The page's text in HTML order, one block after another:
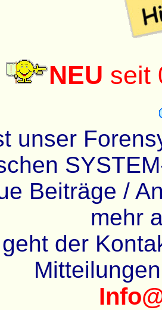
NEU seit
unser
Beiträge /
mehr
der